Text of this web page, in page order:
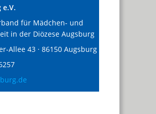
e.V.
für Mädchen- und
in der Diözese Augsburg
Allee 43 · 86150 Augsburg